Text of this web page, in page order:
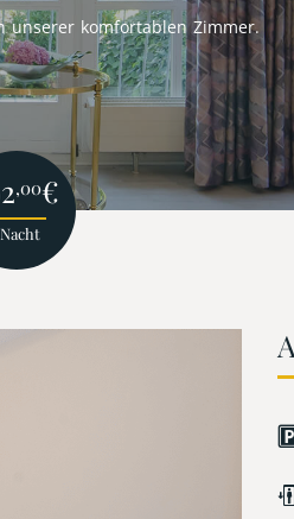
unserer komfortablen Zimmer.
,00€